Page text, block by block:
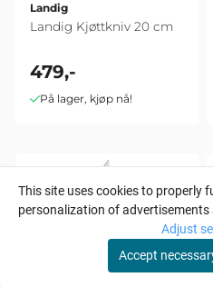
Landig
Landig Kjøttkniv 20 cm
479,-
På lager, kjøp nå!
This site uses cookies to properly
personalization of advertisements
Adjust
Accept